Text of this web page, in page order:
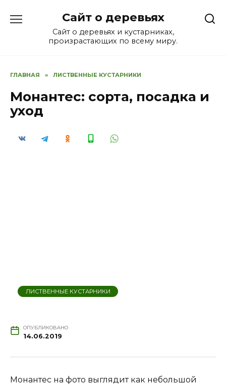
содержанию
Сайт о деревьях
Сайт о деревьях и кустарниках,
произрастающих по всему миру.
ГЛАВНАЯ » ЛИСТВЕННЫЕ КУСТАРНИКИ
Монантес: сорта, посадка и
уход
ЛИСТВЕННЫЕ КУСТАРНИКИ
ОПУБЛИКОВАНО
14.06.2019
Монантес на фото выглядит как небольшой